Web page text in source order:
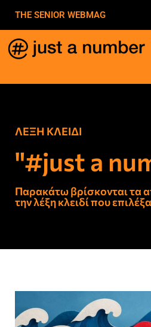
THE SENIOR WEBMAG
ΛΕΞΗ ΚΛΕΙΔΙ
"#just a
Παρακάτω βρίσκονται τα
την λέξη κλειδί που